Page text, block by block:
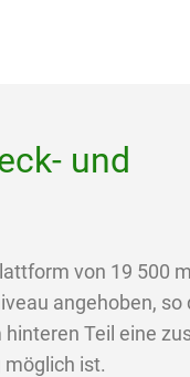
und
von 19 500
angehoben, so
Teil eine
ist.